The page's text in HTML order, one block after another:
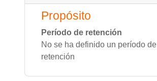
Propósito
Período de retención
No se ha definido un período de
retención